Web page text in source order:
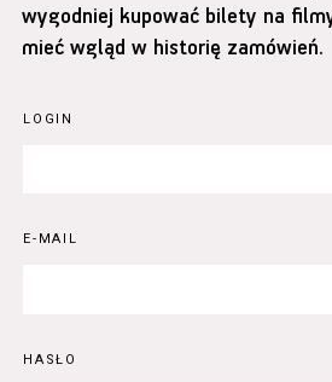
wygodniej kupować bilety na
mieć wgląd w historię zamówień.
LOGIN
E-MAIL
HASŁO